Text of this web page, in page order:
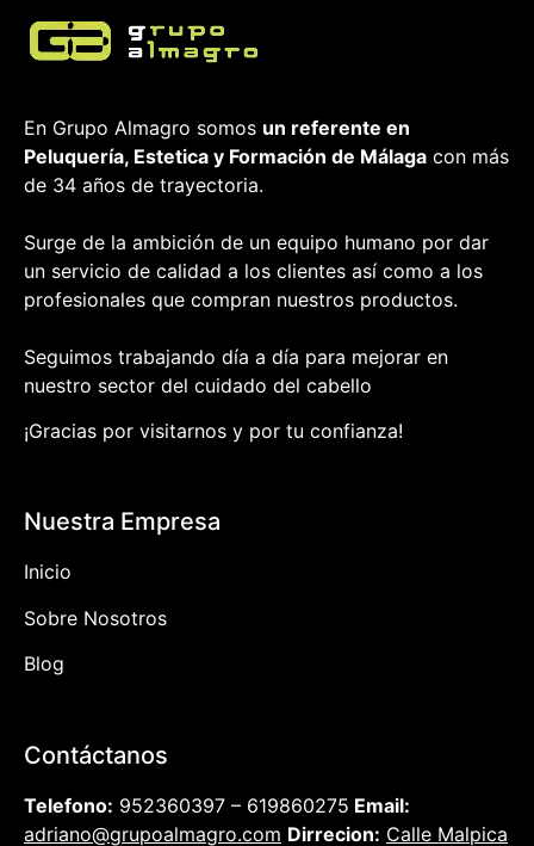
En Grupo Almagro somos un referente en
Peluquería, Estetica y Formación de Málaga con más
de 34 años de trayectoria.
Surge de la ambición de un equipo humano por dar
un servicio de calidad a los clientes así como a los
profesionales que compran nuestros productos.
Seguimos trabajando día a día para mejorar en
nuestro sector del cuidado del cabello
¡Gracias por visitarnos y por tu confianza!
Nuestra Empresa
Inicio
Sobre Nosotros
Blog
Contáctanos
Telefono: 952360397 – 619860275 Email:
adriano@grupoalmagro.com Dirrecion: Calle Malpica